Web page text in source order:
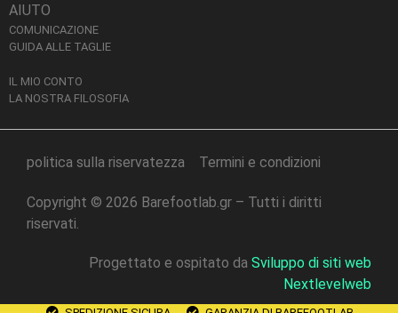
AIUTO
COMUNICAZIONE
GUIDA ALLE TAGLIE
IL MIO CONTO
LA NOSTRA FILOSOFIA
politica sulla riservatezza Termini e condizioni
Copyright © 2026 Barefootlab.gr – Tutti i diritti
riservati.
Progettato e ospitato da Sviluppo di siti web
Nextlevelweb